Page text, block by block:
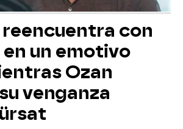
reencuentra con
un emotivo
Ozan
venganza